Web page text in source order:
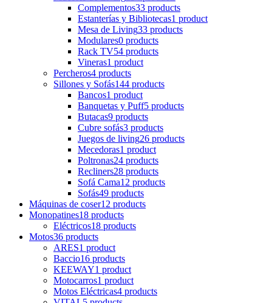
Complementos33 products
Estanterías y Bibliotecas1 product
Mesa de Living33 products
Modulares0 products
Rack TV54 products
Vineras1 product
Percheros4 products
Sillones y Sofás144 products
Bancos1 product
Banquetas y Puff5 products
Butacas9 products
Cubre sofás3 products
Juegos de living26 products
Mecedoras1 product
Poltronas24 products
Recliners28 products
Sofá Cama12 products
Sofás49 products
Máquinas de coser12 products
Monopatines18 products
Eléctricos18 products
Motos36 products
ARES1 product
Baccio16 products
KEEWAY1 product
Motocarros1 product
Motos Eléctricas4 products